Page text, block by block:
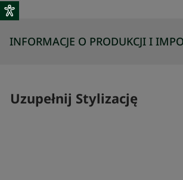
INFORMACJE O PRODUKCJI I
Uzupełnij Stylizację